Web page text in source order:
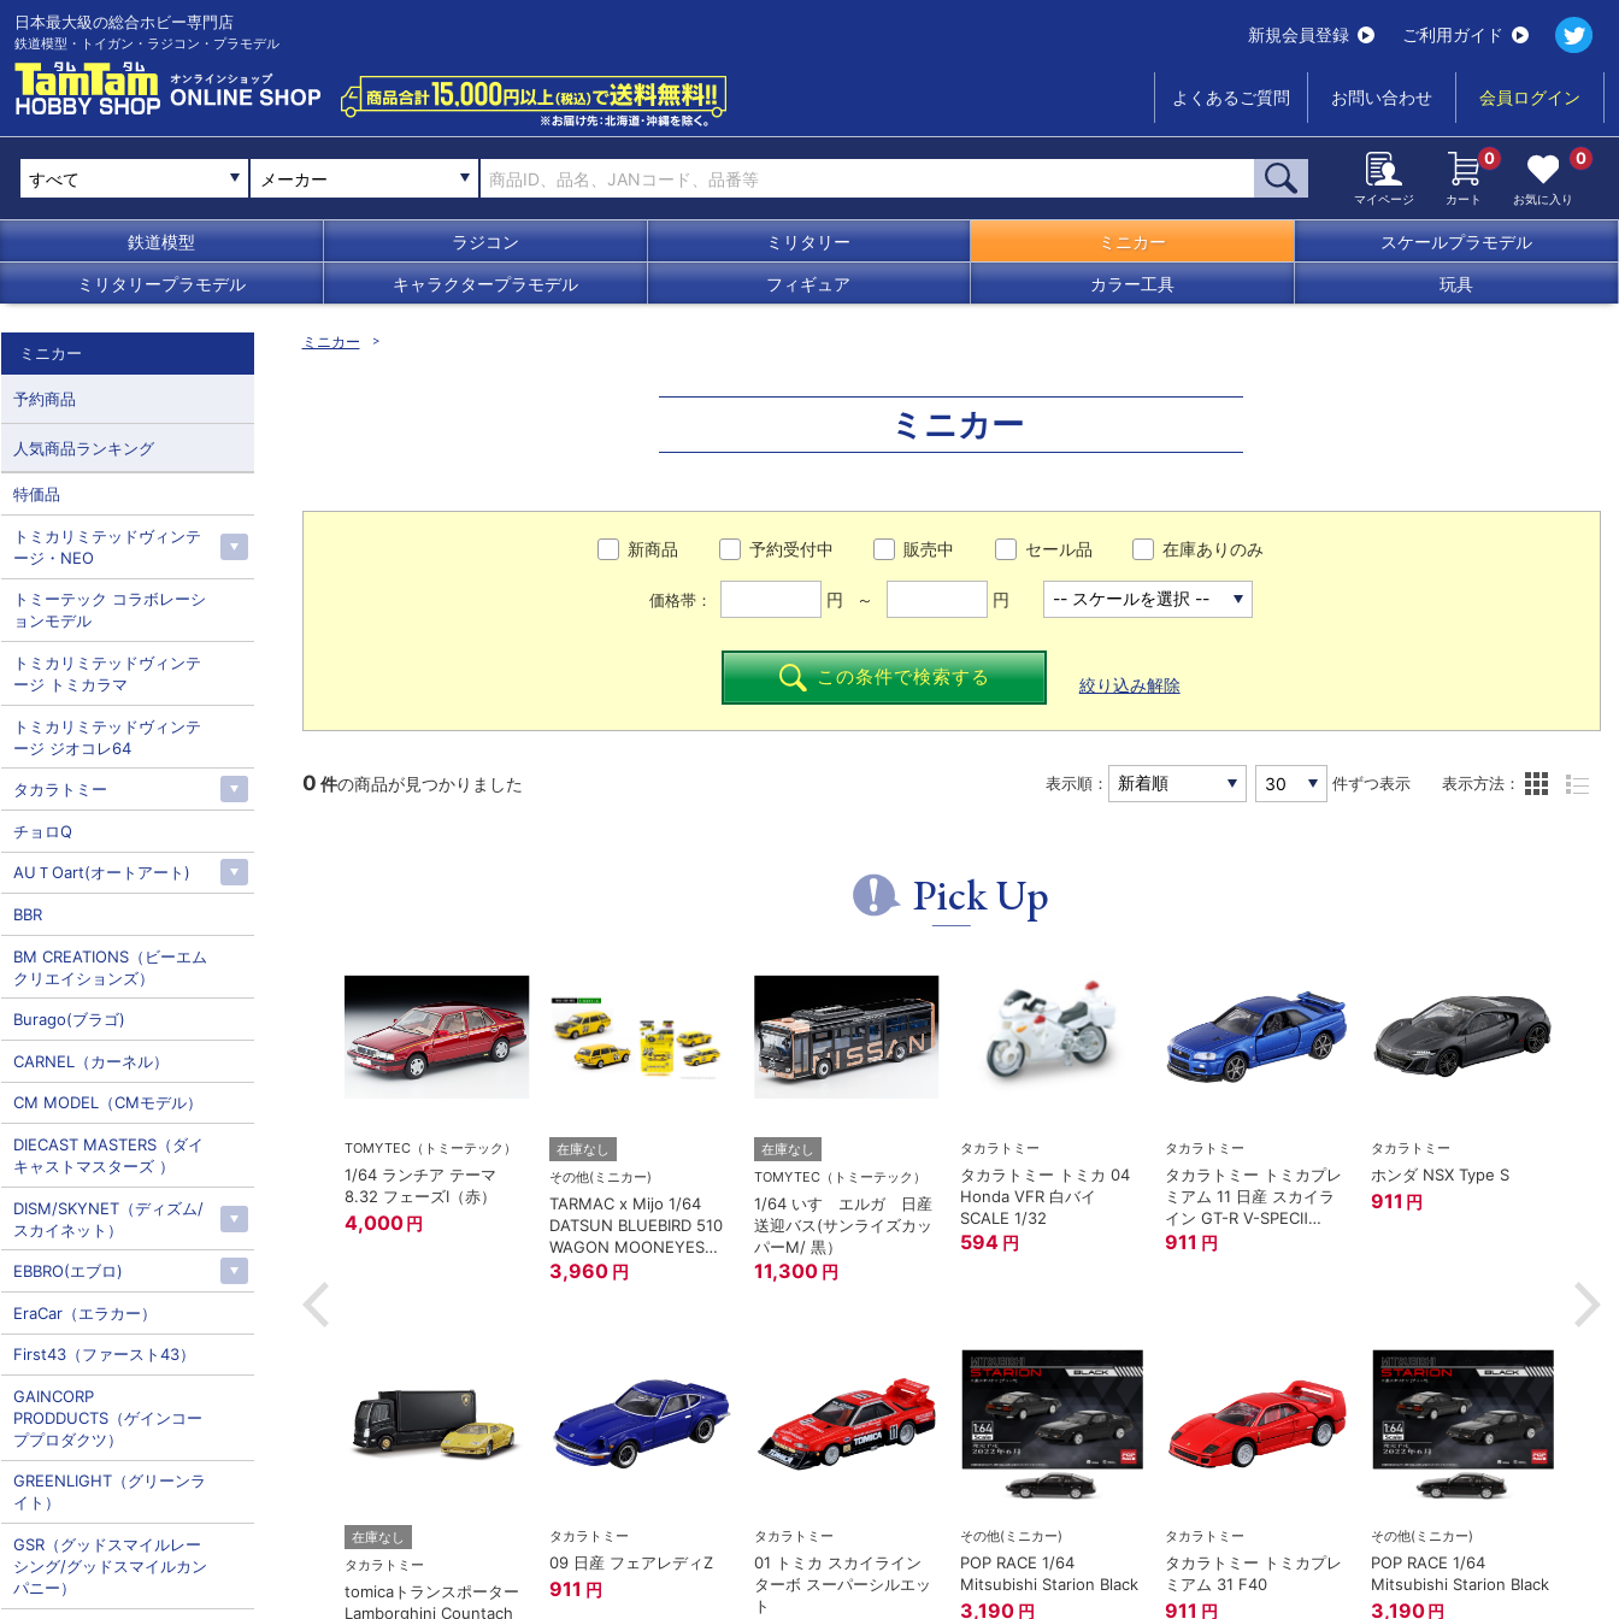
日本最大級の総合ホビー専門店
鉄道模型・トイガン・ラジコン・プラモデル 新規会員登録 ご利用ガイド
よくあるご質問 お問い合わせ 会員ログイン
メーカー
マイページ カート
0
お気に入り
0
鉄道模型 ラジコン ミリタリー ミニカー スケールプラモデル
ミリタリープラモデル キャラクタープラモデル フィギュア カラー工具 玩具
ミニカー
ミニカー
新商品 予約受付中 販売中 セール品 在庫ありのみ
価格帯： 円 ～ 円
この条件で検索する 絞り込み解除
0 件の商品が見つかりました 表示順： 件ずつ表示 表示方法：
Pick Up
ミアム 07 ラン
TOMYTEC（トミーテック）
1/64 ランチア テーマ
8.32 フェーズI（赤）
4,000 円
在庫なし
その他(ミニカー)
TARMAC x Mijo 1/64
DATSUN BLUEBIRD 510
WAGON MOONEYES
SPECIAL EDITION.
3,960 円
在庫なし
TOMYTEC（トミーテック）
1/64 いすゞエルガ 日産
送迎バス(サンライズカッ
パーM/ 黒）
11,300 円
タカラトミー
タカラトミー トミカ 04
Honda VFR 白バイ
SCALE 1/32
594 円
タカラトミー
タカラトミー トミカプレ
ミアム 11 日産 スカイラ
イン GT-R V-SPECⅡ
Nur ミニカー
911 円
タカラトミー
ホンダ NSX Type S
911 円
在庫なし
タカラトミー
tomicaトランスポーター
Lamborghini Countach
タカラトミー
09 日産 フェアレディZ
911 円
タカラトミー
01 トミカ スカイライン
ターボ スーパーシルエッ
ト
その他(ミニカー)
POP RACE 1/64
Mitsubishi Starion Black
3,190 円
タカラトミー
タカラトミー トミカプレ
ミアム 31 F40
911 円
その他(ミニカー)
POP RACE 1/64
Mitsubishi Starion Black
3,190 円
ミニカー
予約商品
人気商品ランキング
特価品
トミカリミテッドヴィンテ
ージ・NEO
トミーテック コラボレーシ
ョンモデル
トミカリミテッドヴィンテ
ージ トミカラマ
トミカリミテッドヴィンテ
ージ ジオコレ64
タカラトミー
チョロQ
AUＴOart(オートアート)
BBR
BM CREATIONS（ビーエム
クリエイションズ）
Burago(ブラゴ)
CARNEL（カーネル）
CM MODEL（CMモデル）
DIECAST MASTERS（ダイ
キャストマスターズ ）
DISM/SKYNET（ディズム/
スカイネット）
EBBRO(エブロ)
EraCar（エラカー）
First43（ファースト43）
GAINCORP
PRODDUCTS（ゲインコー
ププロダクツ）
GREENLIGHT（グリーンラ
イト）
GSR（グッドスマイルレー
シング/グッドスマイルカン
パニー）